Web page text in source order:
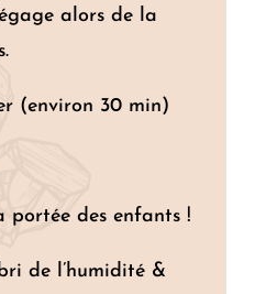
alors de la
(environ 30 min)
portée des enfants !
de l’humidité &